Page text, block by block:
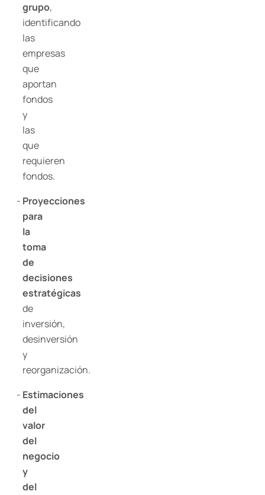
grupo,
identificando
las
empresas
que
aportan
fondos
y
las
que
requieren
fondos.
Proyecciones
para
la
toma
de
decisiones
estratégicas
de
inversión,
desinversión
y
reorganización.
Estimaciones
del
valor
del
negocio
y
del